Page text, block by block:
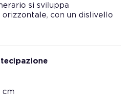
si sviluppa
con un dislivello
cm